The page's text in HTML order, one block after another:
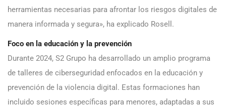
herramientas necesarias para afrontar los riesgos digitales de
manera informada y segura», ha explicado Rosell.
Foco en la educación y la prevención
Durante 2024, S2 Grupo ha desarrollado un amplio programa
de talleres de ciberseguridad enfocados en la educación y
prevención de la violencia digital. Estas formaciones han
incluido sesiones específicas para menores, adaptadas a sus